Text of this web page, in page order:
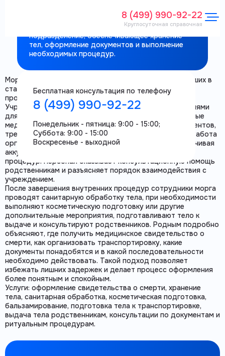
8 (499) 990-92-22
Круглосуточная справочная
Морг больницы РАН в Троицке — медицинское
подразделение, обеспечивающее хранение
тел, оформление документов и выполнение
необходимых процедур.
Бесплатная консультация по телефону
8 (499) 990-92-22
Понедельник - пятница: 9:00 - 15:00;
Суббота: 9:00 - 15:00
Воскресенье - выходной
Морг больницы РАН принимает тела пациентов, умерших в
стационаре, а также выполняет все обязательные
процедуры, связанные с оформлением факта смерти.
Учреждение располагает оборудованными помещениями
для санитарного хранения тел, выполняет необходимые
медицинские мероприятия и формирует пакет документов,
требуемых для последующих ритуальных действий. Работа
организована в соответствии с нормативами, обеспечивая
аккуратность, корректность и своевременность всех
процедур. Персонал оказывает консультационную помощь
родственникам и разъясняет порядок взаимодействия с
учреждением.
После завершения внутренних процедур сотрудники морга
проводят санитарную обработку тела, при необходимости
выполняют косметическую подготовку или другие
дополнительные мероприятия, подготавливают тело к
выдаче и консультируют родственников. Родным подробно
объясняют, где получить медицинское свидетельство о
смерти, как организовать транспортировку, какие
документы понадобятся и в какой последовательности
необходимо действовать. Такой подход позволяет
избежать лишних задержек и делает процесс оформления
более понятным и спокойным.
Услуги: оформление свидетельства о смерти, хранение
тела, санитарная обработка, косметическая подготовка,
бальзамирование, подготовка тела к транспортировке,
выдача тела родственникам, консультации по документам и
ритуальным процедурам.